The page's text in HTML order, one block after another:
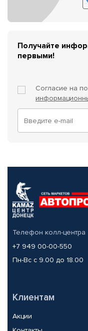
Получайте
первыми!
Согласие на
Телефон колл-центра
+7 949 00-00-550
Пн-Вс с 9.00 до 18.00
Клиентам
Акции